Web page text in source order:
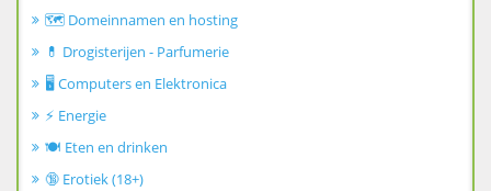
🗺️ Domeinnamen en hosting
💊 Drogisterijen - Parfumerie
🖥️ Computers en Elektronica
⚡ Energie
🍽️ Eten en drinken
🔞 Erotiek (18+)